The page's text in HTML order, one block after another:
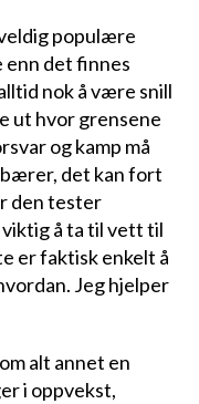
populære
enn det finnes
nok å være snill
ut hvor grensene
og kamp må
det kan fort
den tester
å ta til vett til
er faktisk enkelt å
Jeg hjelper
alt annet en
i oppvekst,